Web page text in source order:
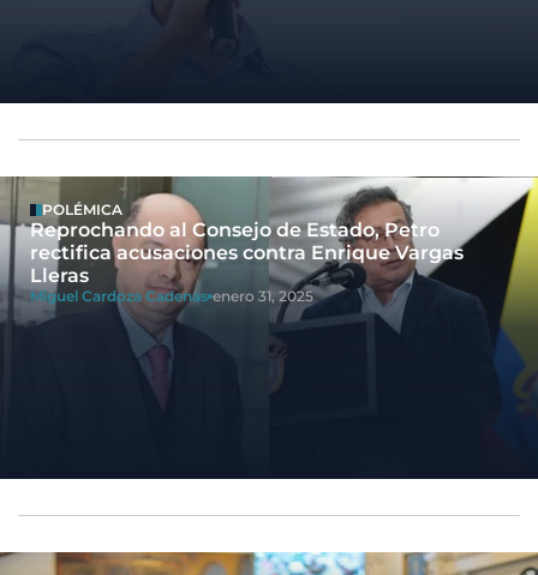
POLÉMICA
Reprochando al Consejo de Estado, Petro
rectifica acusaciones contra Enrique Vargas
Lleras
Miguel Cardoza Cadenas enero 31, 2025